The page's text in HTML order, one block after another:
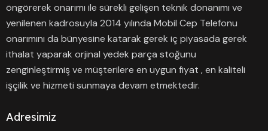
öngörerek onarımı ile sürekli gelişen teknik donanımı ve
yenilenen kadrosuyla 2014 yılında Mobil Cep Telefonu
onarımını da bünyesine katarak gerek iç piyasada gerek
ithalat yaparak orjinal yedek parça stoğunu
zenginleştirmiş ve müşterilere en uygun fiyat , en kaliteli
işçilik ve hizmeti sunmaya devam etmektedir.
Adresimiz